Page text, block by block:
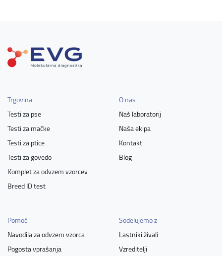
Trgovina
Testi za pse
Testi za mačke
Testi za ptice
Testi za govedo
Komplet za odvzem vzorcev
Breed ID test
O nas
Naš laboratorij
Naša ekipa
Kontakt
Blog
Pomoč
Navodila za odvzem vzorca
Pogosta vprašanja
Sodelujemo z
Lastniki živali
Vzreditelji